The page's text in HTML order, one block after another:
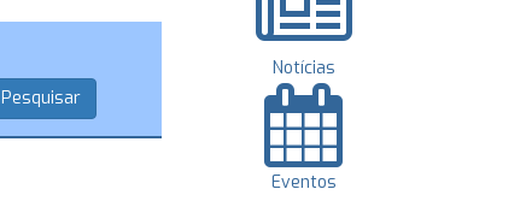
Pesquisar
Notícias
Eventos